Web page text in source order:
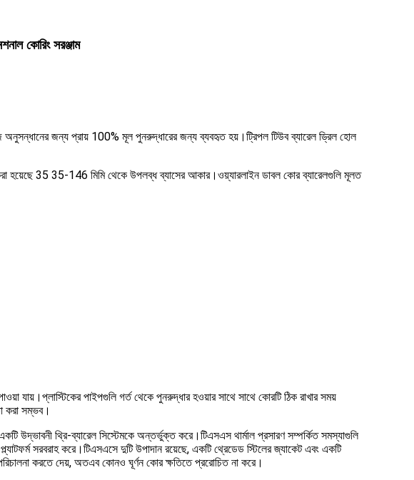
কোরিং সরঞ্জাম
অনুসন্ধানের জন্য প্রায় 100% মূল পুনরুদ্ধারের জন্য ব্যবহৃত হয়।ট্রিপল টিউব ব্যারেল ড্রিল হোল
হয়েছে 35 35-146 মিমি থেকে উপলব্ধ ব্যাসের আকার।ওয়্যারলাইন ডাবল কোর ব্যারেলগুলি মূলত
যায়।প্লাস্টিকের পাইপগুলি গর্ত থেকে পুনরুদ্ধার হওয়ার সাথে সাথে কোরটি ঠিক রাখার সময়
করা সম্ভব।
উদ্ভাবনী থ্রি-ব্যারেল সিস্টেমকে অন্তর্ভুক্ত করে।টিএসএস থার্মাল প্রসারণ সম্পর্কিত সমস্যাগুলি
সরবরাহ করে।টিএসএসে দুটি উপাদান রয়েছে, একটি থ্রেডেড স্টিলের জ্যাকেট এবং একটি
করতে দেয়, অতএব কোনও ঘূর্ণন কোর ক্ষতিতে প্ররোচিত না করে।